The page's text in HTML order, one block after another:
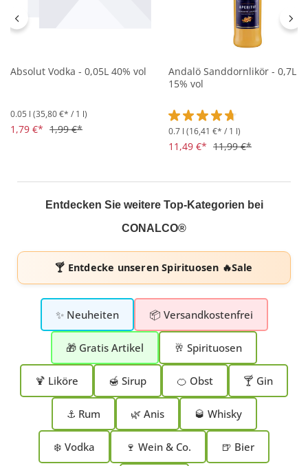
Absolut Vodka - 0,05L 40% vol
0.05 l (35,80 €* / 1 l)
1,79 €* 1,99 €*
Andalö Sanddornlikör - 0,7L
15% vol
Durchschnittliche
0.7 l (16,41 €* / 1 l)
11,49 €* 11,99 €*
Entdecken Sie weitere Top-Kategorien bei
CONALCO®
🍸 Entdecke unserenSpirituosen 🔥Sale
✨ Neuheiten 📦 Versandkostenfrei
🎁 Gratis Artikel 🥂 Spirituosen
🍹 Liköre 🍯 Sirup 🍊 Obst 🍸 Gin
⚓ Rum 🌿 Anis 🥃 Whisky
❄️ Vodka 🍷 Wein & Co. 🍺 Bier